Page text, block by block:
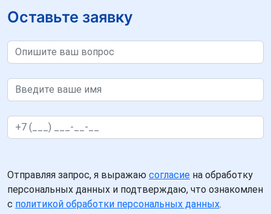
Оставьте заявку
Отправляя запрос, я выражаю согласие на обработку
персональных данных и подтверждаю, что ознакомлен
с политикой обработки персональных данных.